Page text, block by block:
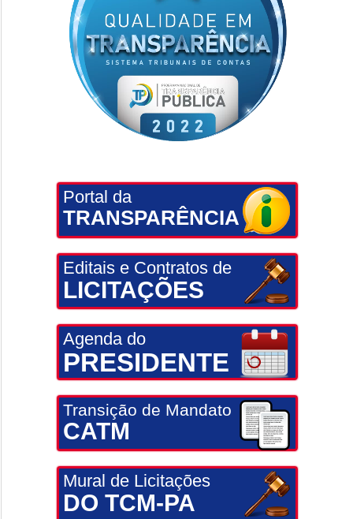
Portal da
TRANSPARÊNCIA
Editais e Contratos de
LICITAÇÕES
Agenda do
PRESIDENTE
Transição de Mandato
CATM
Mural de Licitações
DO TCM-PA